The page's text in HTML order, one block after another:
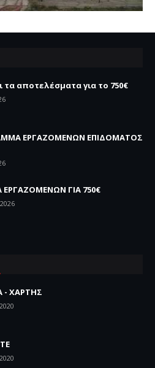
τα αποτελέσματα για το 750€
ΕΡΓΑΖΟΜΕΝΩΝ ΕΠΙΔΟΜΑΤΟΣ
ΓΙΑ 750€
- ΧΑΡΤΗΣ